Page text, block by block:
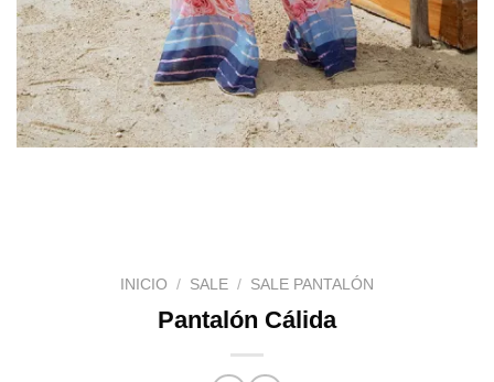
INICIO / SALE / SALE PANTALÓN
Pantalón Cálida